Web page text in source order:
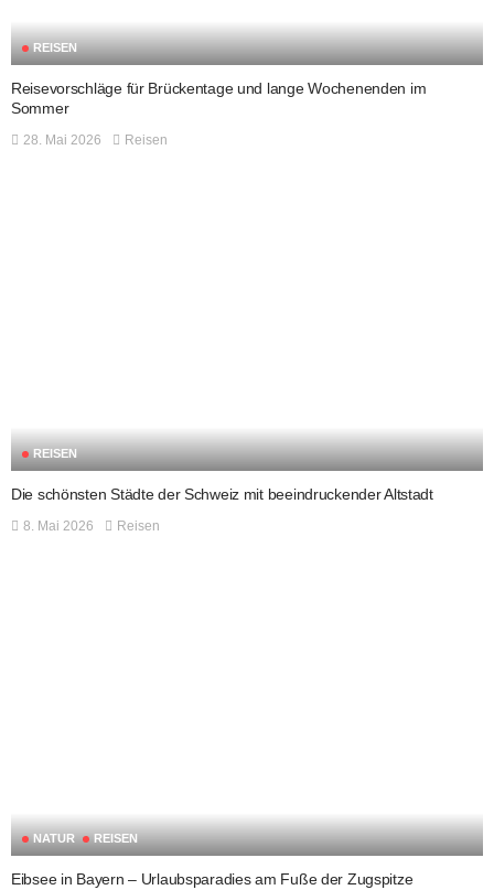
REISEN
Reisevorschläge für Brückentage und lange Wochenenden im
Sommer
28. Mai 2026 Reisen
REISEN
Die schönsten Städte der Schweiz mit beeindruckender Altstadt
8. Mai 2026 Reisen
NATUR REISEN
Eibsee in Bayern – Urlaubsparadies am Fuße der Zugspitze